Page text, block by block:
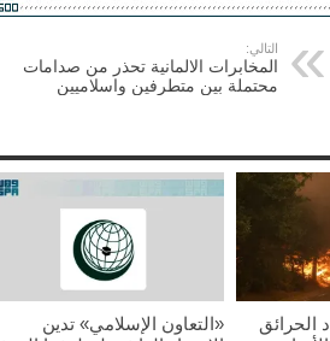
التالي:
المخابرات الالمانية تحذر من صدامات
محتملة بين متطرفين واسلاميين
الحرائق
«التعاون الإسلامي» تدين